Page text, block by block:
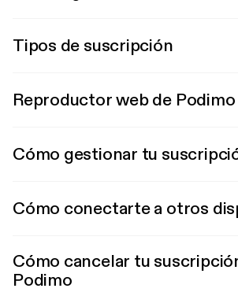
Tipos de suscripción
Reproductor web de Podimo
Cómo gestionar tu
Cómo conectarte a otros
Cómo cancelar tu
Podimo